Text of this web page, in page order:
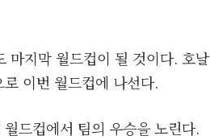
마지막 월드컵이 될 것이다. 호날
이번 월드컵에 나선다.
드컵에서 팀의 우승을 노린다.